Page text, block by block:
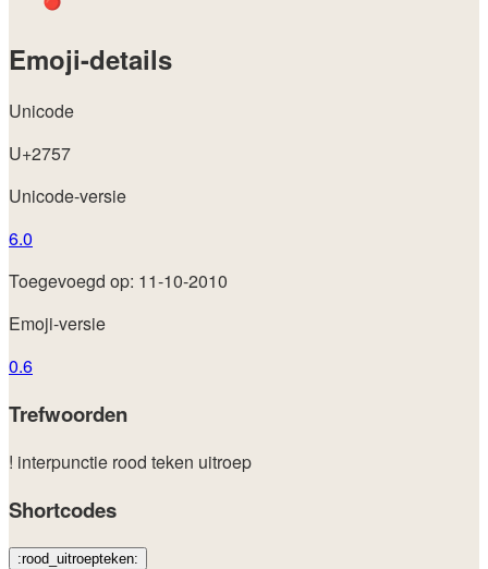
Emoji-details
Unicode
U+2757
Unicode-versie
6.0
Toegevoegd op: 11-10-2010
Emoji-versie
0.6
Trefwoorden
! interpunctie rood teken uitroep
Shortcodes
:rood_uitroepteken: